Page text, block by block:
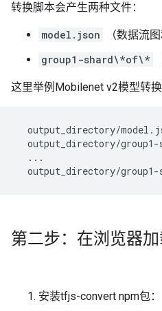
转换脚本会产生两种文件：
model.json
（数据流
group1-shard\*of\*
这里举例Mobilenet v2模型转换
output_directory/
output_directory/group1-
  ...
第二步：在浏览器
安装tfjs-convert npm包：